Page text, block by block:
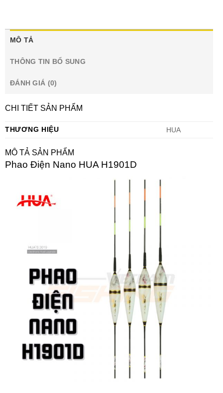
MÔ TẢ
THÔNG TIN BỔ SUNG
ĐÁNH GIÁ (0)
CHI TIẾT SẢN PHẨM
THƯƠNG HIỆU HUA
MÔ TẢ SẢN PHẨM
Phao Điện Nano HUA H1901D